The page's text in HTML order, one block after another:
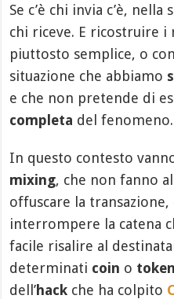
Se c’è chi invia c’è,
chi riceve. E ricostruire
piuttosto semplice, o
situazione che abbiamo
e che non pretende di
completa del fenomeno.
In questo contesto
mixing, che non fanno
offuscare la
interrompere la catena
facile risalire al
determinati coin o token
dell’hack che ha colpito